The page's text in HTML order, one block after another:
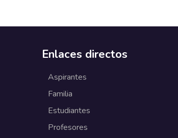
Enlaces directos
Aspirantes
Familia
Estudiantes
Profesores